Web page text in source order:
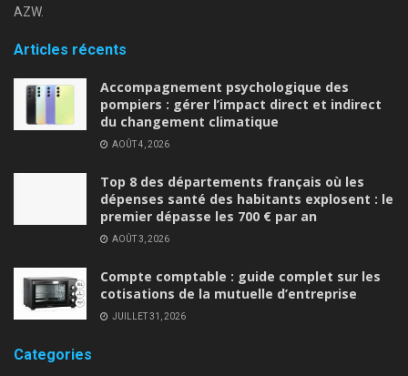
AZW.
Articles récents
Accompagnement psychologique des
pompiers : gérer l’impact direct et indirect
du changement climatique
AOÛT 4, 2026
Top 8 des départements français où les
dépenses santé des habitants explosent : le
premier dépasse les 700 € par an
AOÛT 3, 2026
Compte comptable : guide complet sur les
cotisations de la mutuelle d’entreprise
JUILLET 31, 2026
Categories